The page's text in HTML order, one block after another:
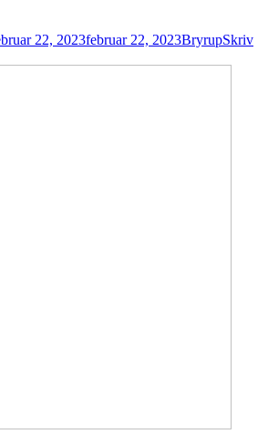
22, 2023februar 22, 2023BryrupSkriv